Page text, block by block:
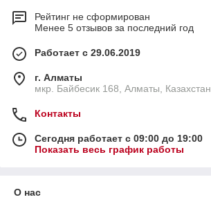
Рейтинг не сформирован
Менее 5 отзывов за последний год
Работает с 29.06.2019
г. Алматы
мкр. Байбесик 168, Алматы, Казахстан
Контакты
Сегодня работает с 09:00 до 19:00
Показать весь график работы
О нас